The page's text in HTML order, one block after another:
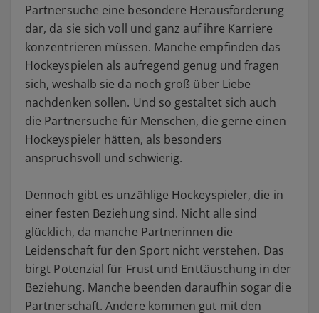
Partnersuche eine besondere Herausforderung
dar, da sie sich voll und ganz auf ihre Karriere
konzentrieren müssen. Manche empfinden das
Hockeyspielen als aufregend genug und fragen
sich, weshalb sie da noch groß über Liebe
nachdenken sollen. Und so gestaltet sich auch
die Partnersuche für Menschen, die gerne einen
Hockeyspieler hätten, als besonders
anspruchsvoll und schwierig.
Dennoch gibt es unzählige Hockeyspieler, die in
einer festen Beziehung sind. Nicht alle sind
glücklich, da manche Partnerinnen die
Leidenschaft für den Sport nicht verstehen. Das
birgt Potenzial für Frust und Enttäuschung in der
Beziehung. Manche beenden daraufhin sogar die
Partnerschaft. Andere kommen gut mit den